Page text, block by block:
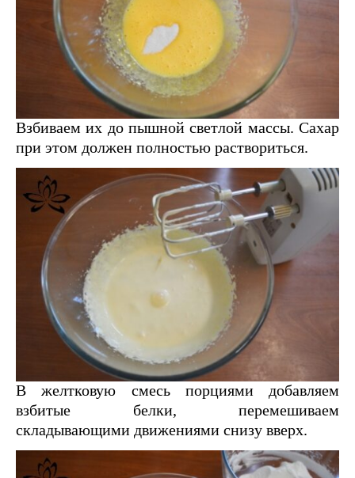
Взбиваем их до пышной светлой массы. Сахар
при этом должен полностью раствориться.
В желтковую смесь порциями добавляем
взбитые белки, перемешиваем
складывающими движениями снизу вверх.